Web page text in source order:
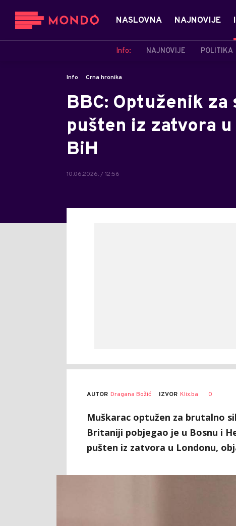
NASLOVNA NAJNOVIJE
Info: NAJNOVIJE POLITIKA
Info Crna hronika
BBC: Optuženik
pušten iz zatvora
BiH
10.06.2026. / 12:56
AUTOR Dragana Božić IZVOR Klix.ba 0
Muškarac optužen za brutalno
Britaniji pobjegao je u Bosnu i
pušten iz zatvora u Londonu,